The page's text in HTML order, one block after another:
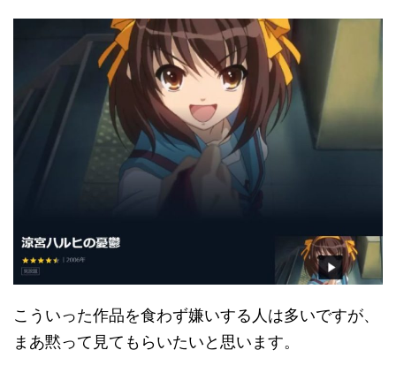
こういった作品を食わず嫌いする人は多いですが、
まあ黙って見てもらいたいと思います。